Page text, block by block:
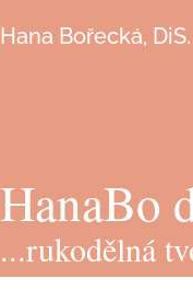
Hana Bořecká, DiS.
HanaBo
...rukodělná